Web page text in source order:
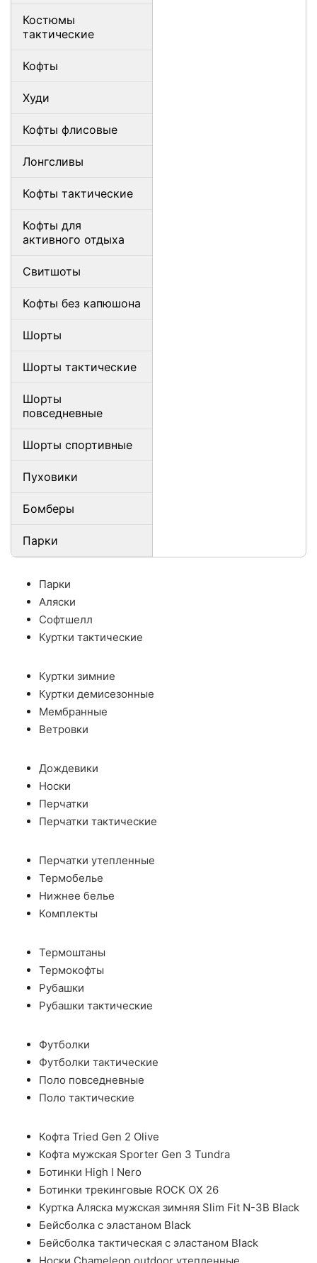
Костюмы
тактические
Кофты
Худи
Кофты флисовые
Лонгсливы
Кофты тактические
Кофты для
активного отдыха
Свитшоты
Кофты без капюшона
Шорты
Шорты тактические
Шорты
повседневные
Шорты спортивные
Пуховики
Бомберы
Парки
Парки
Аляски
Софтшелл
Куртки тактические
Куртки зимние
Куртки демисезонные
Мембранные
Ветровки
Дождевики
Носки
Перчатки
Перчатки тактические
Перчатки утепленные
Термобелье
Нижнее белье
Комплекты
Термоштаны
Термокофты
Рубашки
Рубашки тактические
Футболки
Футболки тактические
Поло повседневные
Поло тактические
Кофта Tried Gen 2 Olive
Кофта мужская Sporter Gen 3 Tundra
Ботинки High I Nero
Ботинки трекинговые ROCK OX 26
Куртка Аляска мужская зимняя Slim Fit N-3B Black
Бейсболка с эластаном Black
Бейсболка тактическая с эластаном Black